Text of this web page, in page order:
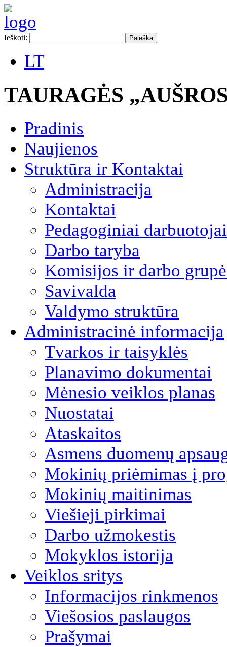
Ieškoti:
LT
TAURAGĖS
Pradinis
Naujienos
Struktūra ir Kontaktai
Administracija
Kontaktai
Pedagoginiai darbuotojai
Darbo taryba
Komisijos ir darbo
Savivalda
Valdymo struktūra
Administracinė informacija
Tvarkos ir taisyklės
Planavimo dokumentai
Mėnesio veiklos planas
Nuostatai
Ataskaitos
Asmens duomenų
Mokinių priėmimas į
Mokinių maitinimas
Viešieji pirkimai
Darbo užmokestis
Mokyklos istorija
Veiklos sritys
Informacijos rinkmenos
Viešosios paslaugos
Prašymai